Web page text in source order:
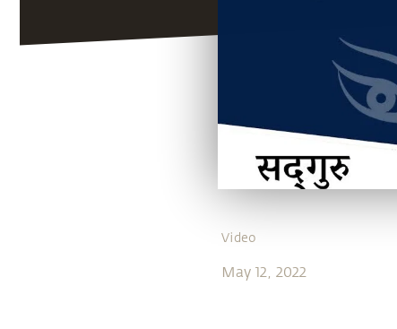
Video
May 12, 2022